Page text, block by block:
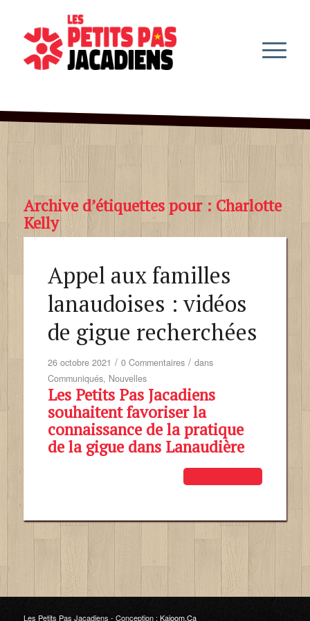
Archive d’étiquettes pour : Charlotte
Kelly
Appel aux familles
lanaudoises : vidéos
de gigue recherchées
26 octobre 2021 / 0 Commentaires / dans
Communiqués, Nouvelles
Les Petits Pas Jacadiens
souhaitent favoriser la
connaissance de la pratique
de la gigue dans Lanaudière
Les Petits Pas Jacadiens - Conception :Kajoom.Ca